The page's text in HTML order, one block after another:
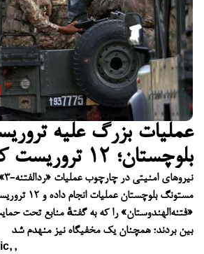
عملیات بزرگ علیه
بلوچستان؛ ۱۲ تروریست کشته شدند
مستونگ بلوچستان
«فتنه‌الهندوستان» را که به گفتهٔ منابع تحت
بین بردند؛ همچنان یک مخفیگاه نیز منهدم شد
, ,